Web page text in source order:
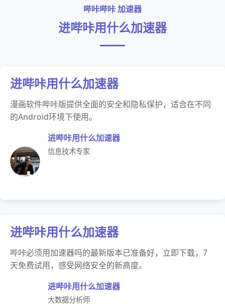
哔咔哔咔 加速器
进哔咔用什么加速器
进哔咔用什么加速器
漫画软件哔咔版提供全面的安全和隐私保护，适合在不同
的Android环境下使用。
进哔咔用什么加速器
信息技术专家
进哔咔用什么加速器
哔咔必须用加速器吗的最新版本已准备好，立即下载，7
天免费试用，感受网络安全的新高度。
进哔咔用什么加速器
大数据分析师